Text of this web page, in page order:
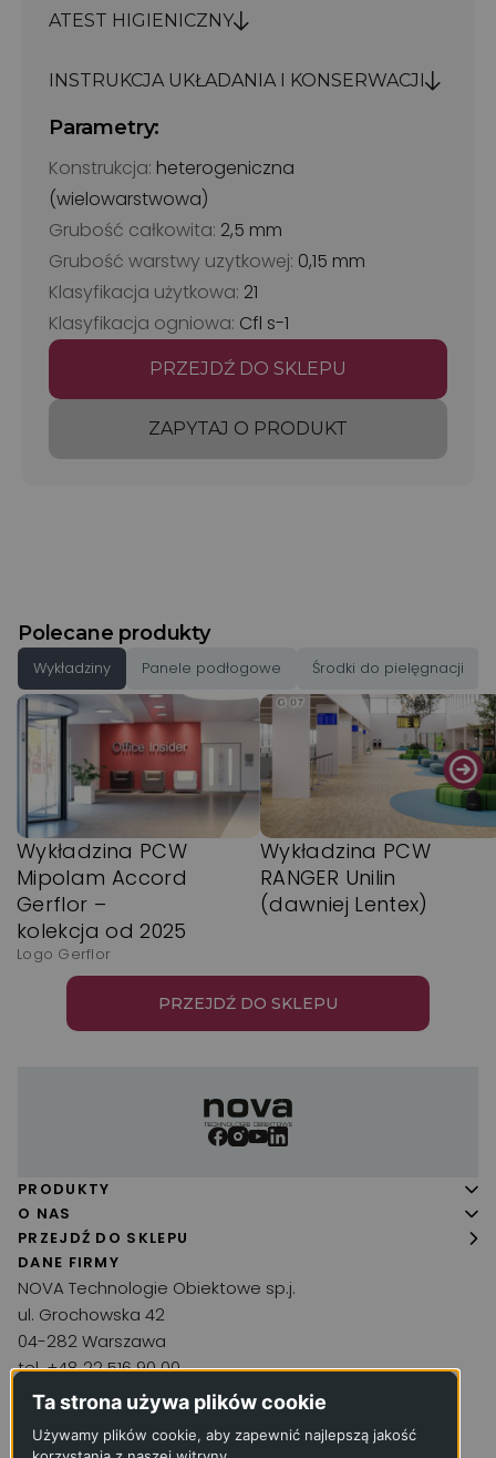
ATEST HIGIENICZNY
INSTRUKCJA UKŁADANIA I KONSERWACJI
Parametry:
Konstrukcja: heterogeniczna
(wielowarstwowa)
Grubość całkowita: 2,5 mm
Grubość warstwy uzytkowej: 0,15 mm
Klasyfikacja użytkowa: 21
Klasyfikacja ogniowa: Cfl s-1
PRZEJDŹ DO SKLEPU
ZAPYTAJ O PRODUKT
Polecane produkty
Wykładziny Panele podłogowe Środki do pielęgnacji
Wykładzina PCW
Mipolam Accord
Gerflor –
kolekcja od 2025
Logo Gerflor
Wykładzina PCW
RANGER Unilin
(dawniej Lentex)
PRZEJDŹ DO SKLEPU
PRODUKTY
Panele podłogowe
Podłogi drewniane
Wykładziny
Chemia podłogowa
Narzędzia
Akcesoria
Inne produkty
O NAS
O firmie
Realizacje
Aktualności
Kontakt
PRZEJDŹ DO SKLEPU
DANE FIRMY
NOVA Technologie Obiektowe sp.j.
ul. Grochowska 42
04-282 Warszawa
tel. +48 22 516 90 00
kontakt@wykladzina.net
KRS: 0000066330
Ta strona używa plików cookie
Używamy plików cookie, aby zapewnić najlepszą jakość